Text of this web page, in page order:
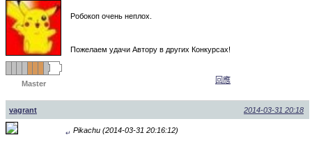
Master
Робокоп очень неплох.
Пожелаем удачи Автору в других Конкурсах!
回應
vagrant 2014-03-31 20:18
↵ Pikachu (2014-03-31 20:16:12)